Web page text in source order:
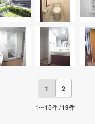
1 2
1〜15件 /19件